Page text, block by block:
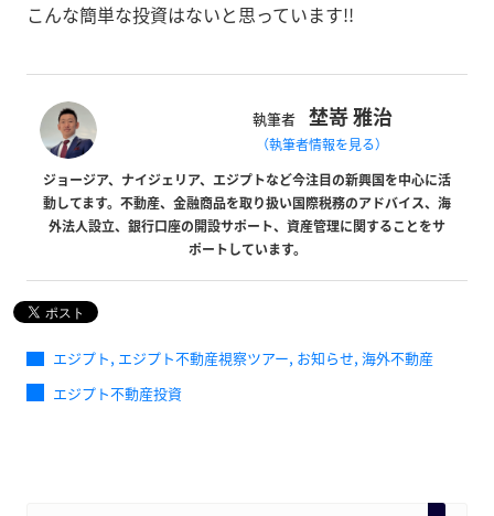
こんな簡単な投資はないと思っています!!
執筆者 埜嵜 雅治
（執筆者情報を見る）
ジョージア、ナイジェリア、エジプトなど今注目の新興国を中心に活
動してます。不動産、金融商品を取り扱い国際税務のアドバイス、海
外法人設立、銀行口座の開設サポート、資産管理に関することをサ
ポートしています。
エジプト, エジプト不動産視察ツアー, お知らせ, 海外不動産
エジプト不動産投資